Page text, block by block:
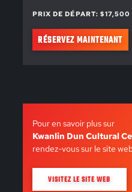
PRIX DE DÉPART: $17,500
RÉSERVEZ MAINTENANT
Pour en savoir plus sur
Kwanlin Dun Cultural
rendez-vous sur le site
VISITEZ LE SITE WEB